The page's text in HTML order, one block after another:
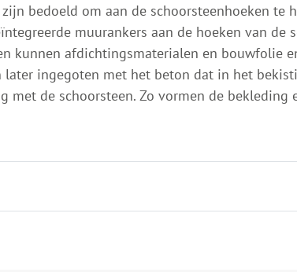
bedoeld om aan de schoorsteenhoeken te
muurankers aan de hoeken van de
kunnen afdichtingsmaterialen en bouwfolie
ingegoten met het beton dat in het
de schoorsteen. Zo vormen de bekleding